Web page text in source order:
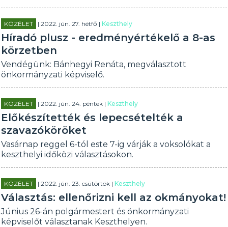
KÖZÉLET | 2022. jún. 27. hétfő |Keszthely
Híradó plusz - eredményértékelő a 8-as
körzetben
Vendégünk: Bánhegyi Renáta, megválasztott
önkormányzati képviselő.
KÖZÉLET | 2022. jún. 24. péntek |Keszthely
Előkészítették és lepecsételték a
szavazóköröket
Vasárnap reggel 6-tól este 7-ig várják a voksolókat a
keszthelyi időközi választásokon.
KÖZÉLET | 2022. jún. 23. csütörtök |Keszthely
Választás: ellenőrizni kell az okmányokat!
Június 26-án polgármestert és önkormányzati
képviselőt választanak Keszthelyen.